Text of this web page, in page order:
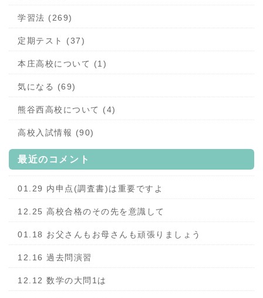
学習法 (269)
定期テスト (37)
本庄高校について (1)
気になる (69)
熊谷西高校について (4)
高校入試情報 (90)
最近のコメント
01.29 内申点(調査書)は重要ですよ
12.25 高校合格のその先を意識して
01.18 お父さんもお母さんも頑張りましょう
12.16 過去問演習
12.12 数学の大問1は